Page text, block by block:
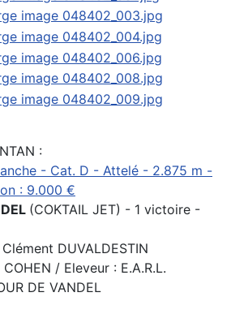
:
- Cat. D - Attelé - 2.875 m -
: 9.000 €
(COKTAIL JET) - 1 victoire -
DUVALDESTIN
/ Eleveur : E.A.R.L.
DE VANDEL